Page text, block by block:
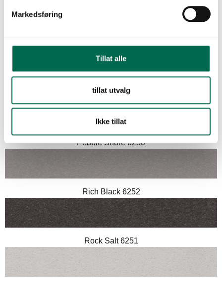
Markedsføring
Tillat alle
tillat utvalg
Ikke tillat
Pacific Blue 6244
Pebble Shore 6250
Rich Black 6252
Rock Salt 6251